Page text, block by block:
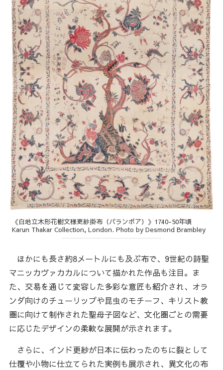
《白地立木形花樹文様更紗掛布（パランポア）》1740-50年頃
Karun Thakar Collection, London. Photo by Desmond Brambley
ほかにも長さ約8メートルにも及ぶ布で、9世紀の詩聖
マニッカヴァカカルについて描かれた作品も注目。ま
た、交易を通じて変容した多彩な意匠も紹介され、オラ
ンダ向けのチューリップや昆虫のモチーフ、キリスト教
圏に向けて制作された聖母子図など、文化圏ごとの需要
に応じたデザインの柔軟な展開が示されます。
さらに、インド更紗が日本に伝わったのちに裂として
仕覆や小物に仕立てられた実例も展示され、異文化の布